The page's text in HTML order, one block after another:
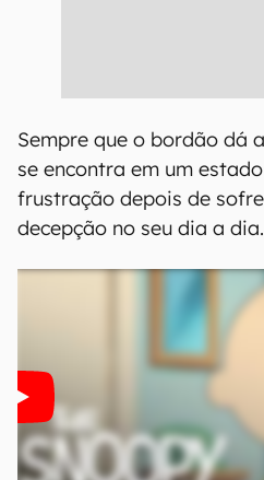
Sempre que o bordão dá
se encontra em um
frustração depois de
decepção no seu dia a dia.